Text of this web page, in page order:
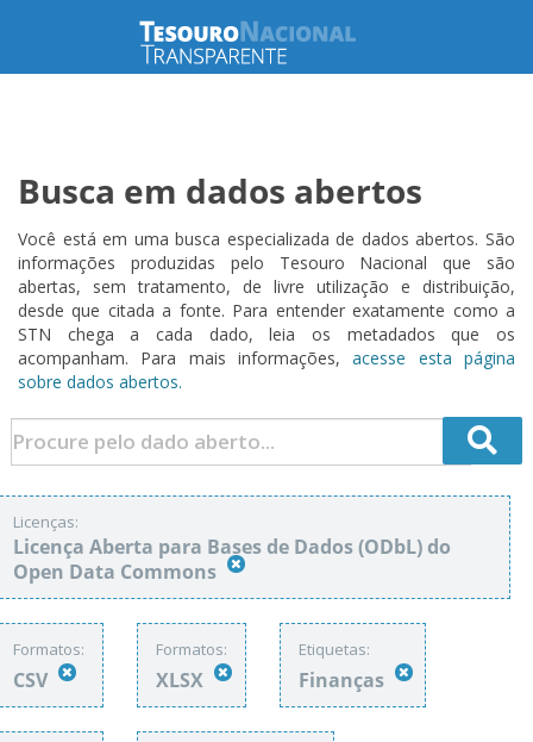
Busca em dados abertos
Você está em uma busca especializada de dados abertos. São
informações produzidas pelo Tesouro Nacional que são
abertas, sem tratamento, de livre utilização e distribuição,
desde que citada a fonte. Para entender exatamente como a
STN chega a cada dado, leia os metadados que os
acompanham. Para mais informações,acesse esta página
sobre dados abertos.
Licenças:
Licença Aberta para Bases de Dados (ODbL) do
Open Data Commons
Formatos:
CSV
Formatos:
XLSX
Etiquetas:
Finanças